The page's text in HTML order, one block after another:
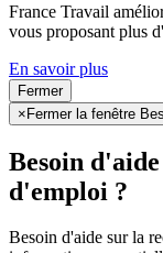
France Travail
vous proposant plus
En savoir plus
Fermer
×Fermer la fenêtre
Besoin
d'emploi ?
Besoin d'aide sur la